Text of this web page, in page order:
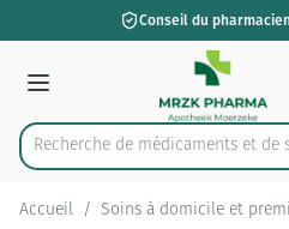
Aller au contenu
2 de 2Conseil du pharmacien
Menu
Rechercher
Recherche de médicaments et de
Accueil / Soins à domicile et